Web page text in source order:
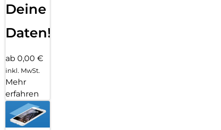
Deine
Daten!
ab 0,00 €
inkl. MwSt.
Mehr
erfahren